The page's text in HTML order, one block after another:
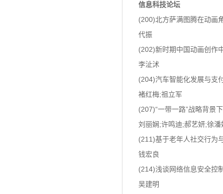
信息科技论坛
(200)北方萨满图腾在动画
代振
(202)新时期中国动画创作
李沚沭
(204)汽车智能化发展与支
褚红梅;祖立军
(207)“一带一路”战略背景
刘丽娴;许鸣迪;郝艺妍;徐潘
(211)基于老年人社交行为
钱宏良
(214)浅谈网络信息安全控
吴建明